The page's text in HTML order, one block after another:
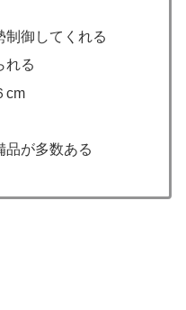
制御してくれる
れる
cm
品が多数ある